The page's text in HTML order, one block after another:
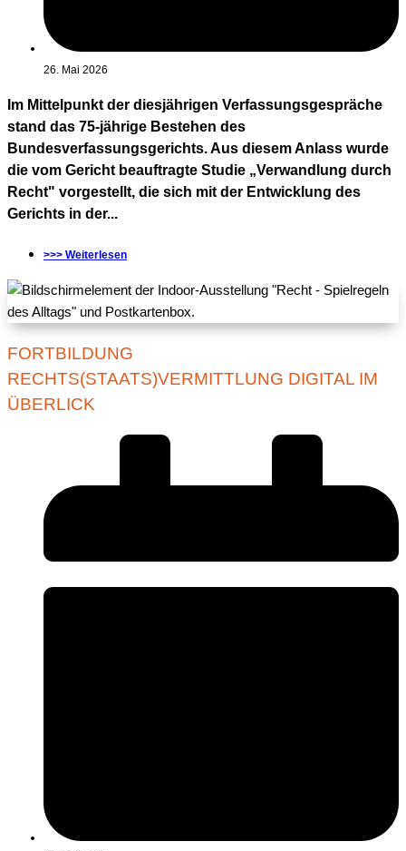
26. Mai 2026
Im Mittelpunkt der diesjährigen Verfassungsgespräche
stand das 75-jährige Bestehen des
Bundesverfassungsgerichts. Aus diesem Anlass wurde
die vom Gericht beauftragte Studie „Verwandlung durch
Recht" vorgestellt, die sich mit der Entwicklung des
Gerichts in der...
>>> Weiterlesen
FORTBILDUNG
RECHTS(STAATS)VERMITTLUNG DIGITAL IM
ÜBERLICK